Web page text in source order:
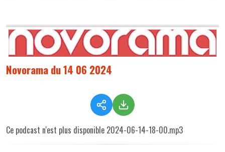
Novorama du 14 06 2024
Ce podcast n'est plus disponible 2024-06-14-18-00.mp3